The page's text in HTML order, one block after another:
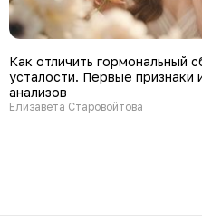
Как отличить гормональный
усталости. Первые признаки
анализов
Елизавета Старовойтова